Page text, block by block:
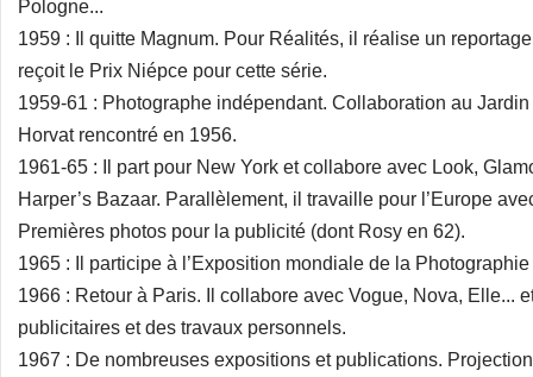
Pologne...
1959 : Il quitte Magnum. Pour Réalités, il réalise un
reçoit le Prix Niépce pour cette série.
1959-61 : Photographe indépendant. Collaboration au
Horvat rencontré en 1956.
1961-65 : Il part pour New York et collabore avec Look,
Harper’s Bazaar. Parallèlement, il travaille pour l’Europe
Premières photos pour la publicité (dont Rosy en 62).
1965 : Il participe à l’Exposition mondiale de la
1966 : Retour à Paris. Il collabore avec Vogue, Nova, Elle...
publicitaires et des travaux personnels.
1967 : De nombreuses expositions et publications.